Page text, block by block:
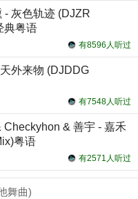
- 灰色轨迹 (DJZR
典粤语
有8596人听过
外来物 (DJDDG
有7548人听过
Checkyhon & 善宇 - 嘉禾
粤语
有2571人听过
舞曲)